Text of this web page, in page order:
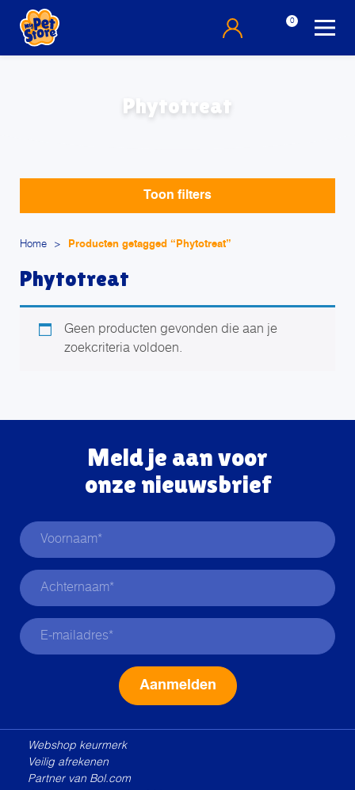
0
Phytotreat
Toon filters
Home > Producten getagged “Phytotreat”
Phytotreat
Geen producten gevonden die aan je
zoekcriteria voldoen.
Meld je aan voor
onze nieuwsbrief
Webshop keurmerk
Veilig afrekenen
Partner van Bol.com